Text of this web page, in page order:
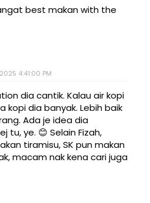
best makan with the
4:41:00 PM
dia cantik. Kalau air kopi
kopi dia banyak. Lebih baik
Ada je idea dia
tu, ye. 😊 Selain Fizah,
tiramisu, SK pun makan
macam nak kena cari juga